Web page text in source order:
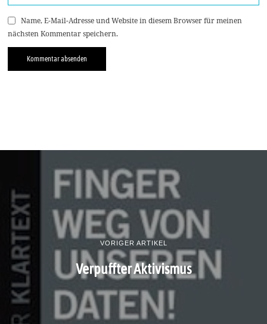
Name, E-Mail-Adresse und Website in diesem Browser für meinen
nächsten Kommentar speichern.
VORIGER ARTIKEL
Verpuffter Aktivismus